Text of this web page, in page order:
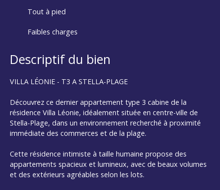
Tout à pied
Faibles charges
Descriptif du bien
VILLA LÉONIE - T3 A STELLA-PLAGE
Découvrez ce dernier appartement type 3 cabine de la
résidence Villa Léonie, idéalement située en centre-ville de
Stella-Plage, dans un environnement recherché à proximité
immédiate des commerces et de la plage.
Cette résidence intimiste à taille humaine propose des
appartements spacieux et lumineux, avec de beaux volumes
et des extérieurs agréables selon les lots.